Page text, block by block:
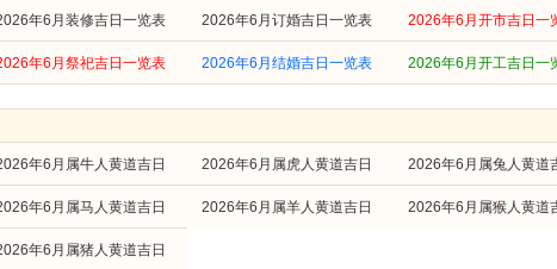
年6月装修吉日一览表 2026年6月订婚吉日一览表 2026年6月开市吉日一
年6月祭祀吉日一览表 2026年6月结婚吉日一览表 2026年6月开工吉日一
年6月属牛人黄道吉日 2026年6月属虎人黄道吉日 2026年6月属兔人黄道
年6月属马人黄道吉日 2026年6月属羊人黄道吉日 2026年6月属猴人黄道
年6月属猪人黄道吉日